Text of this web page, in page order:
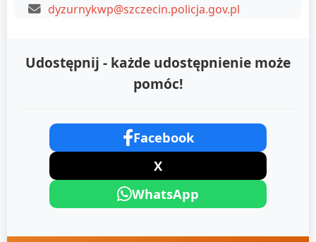
dyzurnykwp@szczecin.policja.gov.pl
Udostępnij - każde udostępnienie może
pomóc!
Facebook
X
WhatsApp